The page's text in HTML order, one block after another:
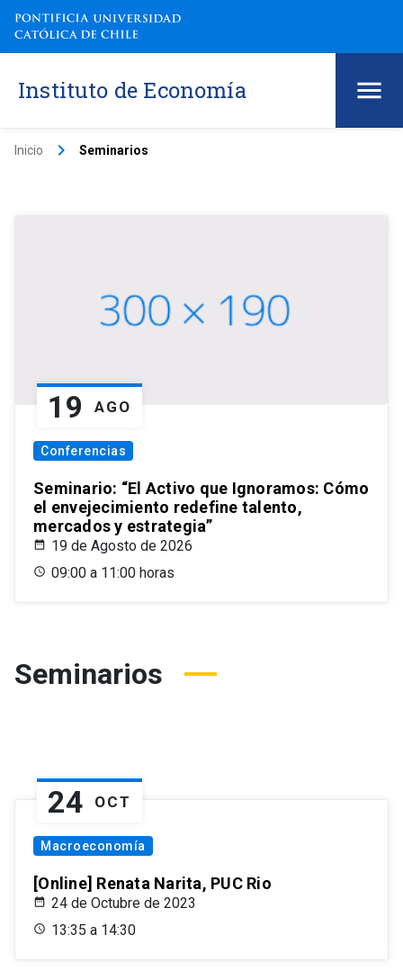
Instituto de Economía
Inicio keyboard_arrow_right Seminarios
19 AGO
Conferencias
Seminario: “El Activo que Ignoramos: Cómo
el envejecimiento redefine talento,
mercados y estrategia”
19 de Agosto de 2026
09:00 a 11:00 horas
Seminarios
24 OCT
Macroeconomía
[Online] Renata Narita, PUC Rio
24 de Octubre de 2023
13:35 a 14:30